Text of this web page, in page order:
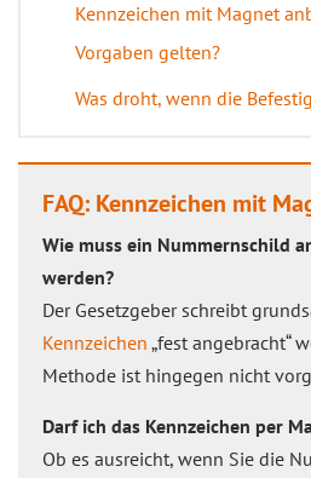
Kennzeichen mit Magnet
Vorgaben gelten?
Was droht, wenn die
FAQ: Kennzeichen mit
Wie muss ein Nummernschild
werden?
Der Gesetzgeber schreibt
Kennzeichen „fest angebracht“
Methode ist hingegen nicht
Darf ich das Kennzeichen per
Ob es ausreicht, wenn Sie die